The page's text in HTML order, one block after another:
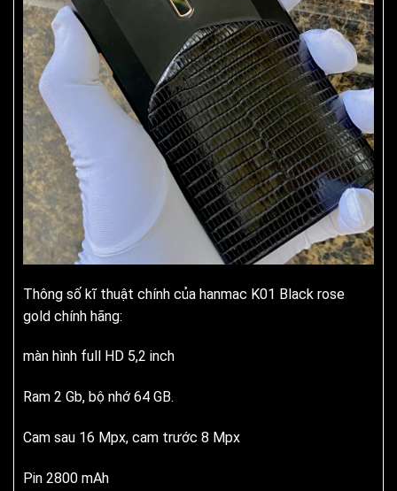
Thông số kĩ thuật chính của hanmac K01 Black rose
gold chính hãng:
màn hình full HD 5,2 inch
Ram 2 Gb, bộ nhớ 64 GB.
Cam sau 16 Mpx, cam trước 8 Mpx
Pin 2800 mAh